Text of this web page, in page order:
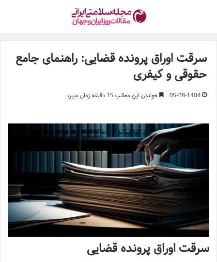
سرقت اوراق پرونده قضایی: راهنمای جامع
حقوقی و کیفری
05-08-1404 خواندن این مطلب 15 دقیقه زمان میبرد
سرقت اوراق پرونده قضایی